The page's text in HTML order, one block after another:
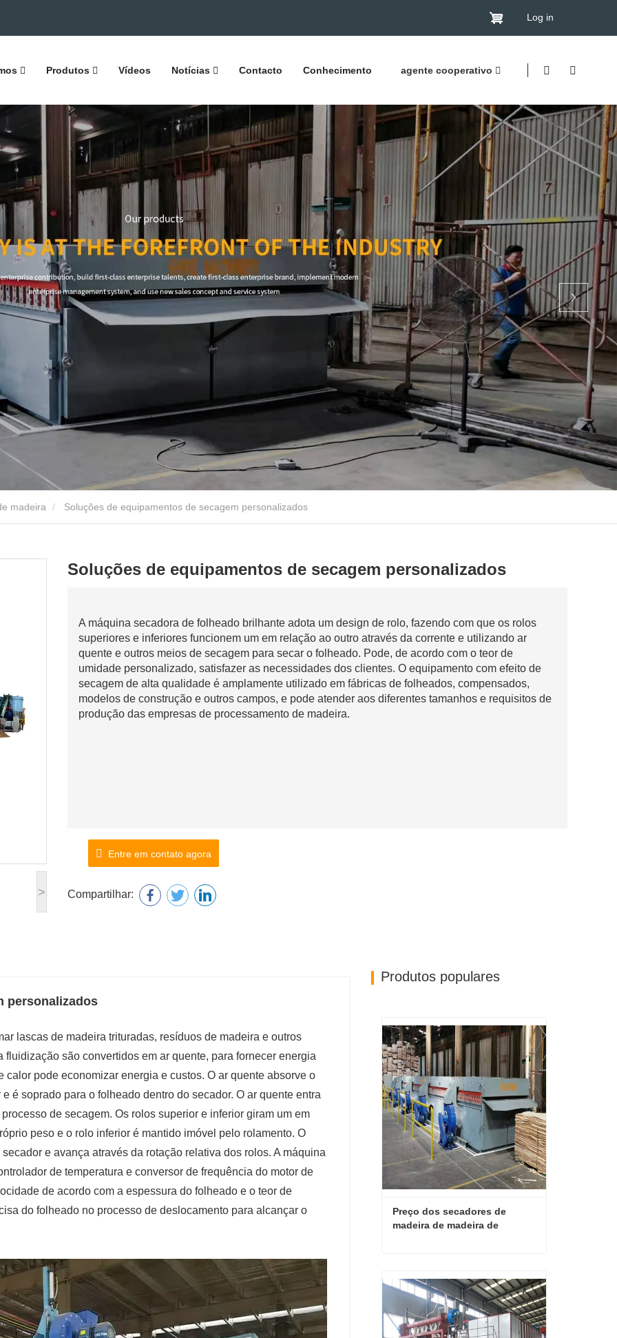
Log in
Produtos Vídeos Notícias Contacto Conhecimento agente cooperativo
madeira Soluções de equipamentos de secagem personalizados
>
Soluções de equipamentos de secagem personalizados
A máquina secadora de folheado brilhante adota um design de rolo, fazendo com que os rolos
superiores e inferiores funcionem um em relação ao outro através da corrente e utilizando ar
quente e outros meios de secagem para secar o folheado. Pode, de acordo com o teor de
umidade personalizado, satisfazer as necessidades dos clientes. O equipamento com efeito de
secagem de alta qualidade é amplamente utilizado em fábricas de folheados, compensados,
modelos de construção e outros campos, e pode atender aos diferentes tamanhos e requisitos de
produção das empresas de processamento de madeira.
Entre em contato agora
Compartilhar:
personalizados
lascas de madeira trituradas, resíduos de madeira e outros
são convertidos em ar quente, para fornecer energia
calor pode economizar energia e custos. O ar quente absorve o
é soprado para o folheado dentro do secador. O ar quente entra
de secagem. Os rolos superior e inferior giram um em
peso e o rolo inferior é mantido imóvel pelo rolamento. O
e avança através da rotação relativa dos rolos. A máquina
de temperatura e conversor de frequência do motor de
de acordo com a espessura do folheado e o teor de
do folheado no processo de deslocamento para alcançar o
Produtos populares
Preço dos secadores de
madeira de madeira de
Entre em contato agora